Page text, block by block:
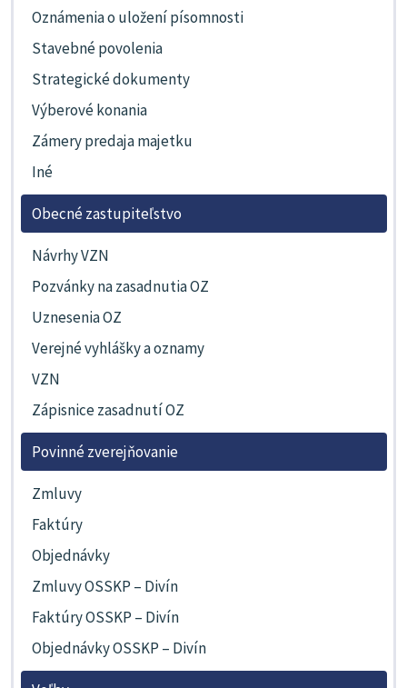
Oznámenia o uložení písomnosti
Stavebné povolenia
Strategické dokumenty
Výberové konania
Zámery predaja majetku
Iné
Obecné zastupiteľstvo
Návrhy VZN
Pozvánky na zasadnutia OZ
Uznesenia OZ
Verejné vyhlášky a oznamy
VZN
Zápisnice zasadnutí OZ
Povinné zverejňovanie
Zmluvy
Faktúry
Objednávky
Zmluvy OSSKP – Divín
Faktúry OSSKP – Divín
Objednávky OSSKP – Divín